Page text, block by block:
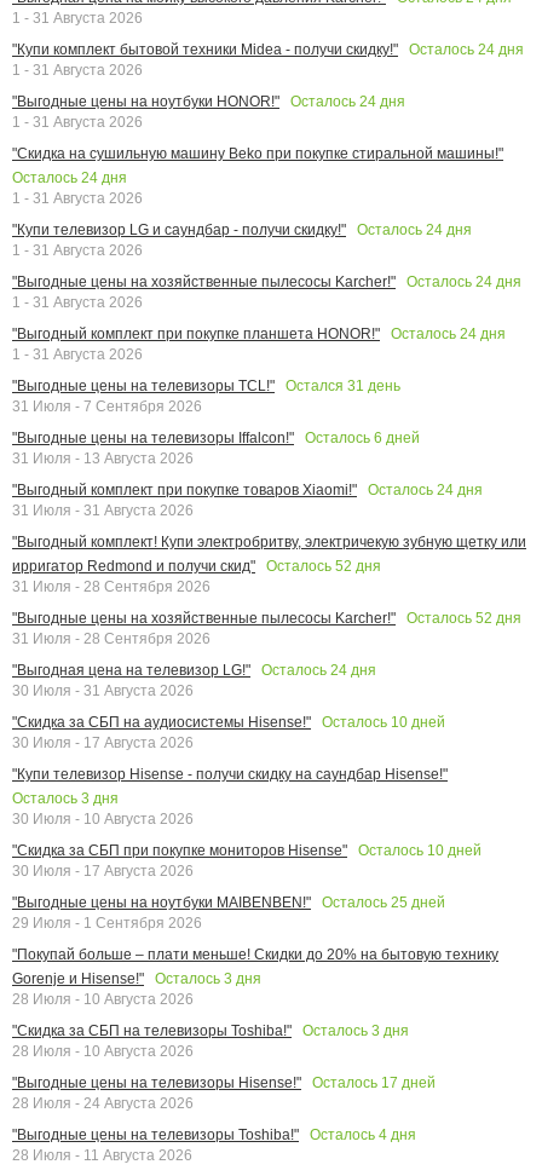
1 - 31 Августа 2026
"Купи комплект бытовой техники Midea - получи скидку!"
Осталось 24 дня
1 - 31 Августа 2026
"Выгодные цены на ноутбуки HONOR!"
Осталось 24 дня
1 - 31 Августа 2026
"Скидка на сушильную машину Beko при покупке стиральной машины!"
Осталось 24 дня
1 - 31 Августа 2026
"Купи телевизор LG и саундбар - получи скидку!"
Осталось 24 дня
1 - 31 Августа 2026
"Выгодные цены на хозяйственные пылесосы Karcher!"
Осталось 24 дня
1 - 31 Августа 2026
"Выгодный комплект при покупке планшета HONOR!"
Осталось 24 дня
1 - 31 Августа 2026
"Выгодные цены на телевизоры TCL!"
Остался 31 день
31 Июля - 7 Сентября 2026
"Выгодные цены на телевизоры Iffalcon!"
Осталось 6 дней
31 Июля - 13 Августа 2026
"Выгодный комплект при покупке товаров Xiaomi!"
Осталось 24 дня
31 Июля - 31 Августа 2026
"Выгодный комплект! Купи электробритву, электричекую зубную щетку или
ирригатор Redmond и получи скид"
Осталось 52 дня
31 Июля - 28 Сентября 2026
"Выгодные цены на хозяйственные пылесосы Karcher!"
Осталось 52 дня
31 Июля - 28 Сентября 2026
"Выгодная цена на телевизор LG!"
Осталось 24 дня
30 Июля - 31 Августа 2026
"Скидка за СБП на аудиосистемы Hisense!"
Осталось 10 дней
30 Июля - 17 Августа 2026
"Купи телевизор Hisense - получи скидку на саундбар Hisense!"
Осталось 3 дня
30 Июля - 10 Августа 2026
"Скидка за СБП при покупке мониторов Hisense"
Осталось 10 дней
30 Июля - 17 Августа 2026
"Выгодные цены на ноутбуки MAIBENBEN!"
Осталось 25 дней
29 Июля - 1 Сентября 2026
"Покупай больше – плати меньше! Скидки до 20% на бытовую технику
Gorenje и Hisense!"
Осталось 3 дня
28 Июля - 10 Августа 2026
"Скидка за СБП на телевизоры Toshiba!"
Осталось 3 дня
28 Июля - 10 Августа 2026
"Выгодные цены на телевизоры Hisense!"
Осталось 17 дней
28 Июля - 24 Августа 2026
"Выгодные цены на телевизоры Toshiba!"
Осталось 4 дня
28 Июля - 11 Августа 2026